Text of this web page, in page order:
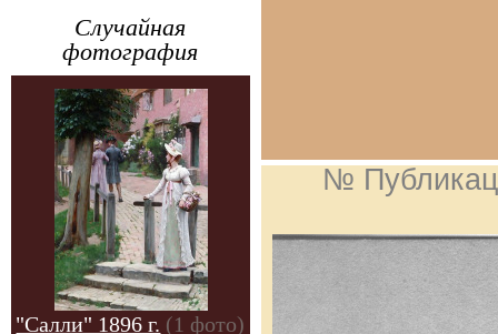
Случайная
фотография
"Салли" 1896 г. (1 фото)
№